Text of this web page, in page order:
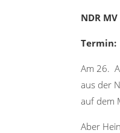
NDR
Termin:
Am 26.
aus der
auf dem
Aber